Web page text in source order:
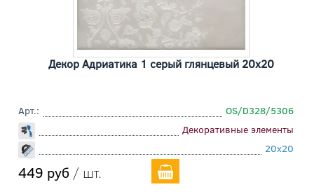
Декор Адриатика 1 серый глянцевый 20x20
Арт.:
OS/D328/5306
Декоративные элементы
20x20
449 руб / шт.